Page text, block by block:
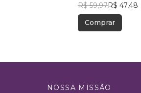
R$ 59,97R$ 47,48
Comprar
NOSSA MISSÃO